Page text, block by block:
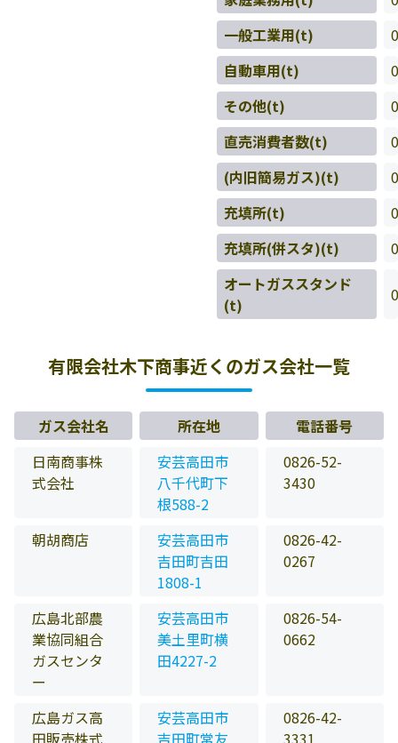
一般工業用(t)
0
自動車用(t)
0
その他(t)
0
直売消費者数(t)
0
(内旧簡易ガス)(t)
0
充填所(t)
0
充填所(併スタ)(t)
0
オートガススタンド
(t)
0
有限会社木下商事近くのガス会社一覧
ガス会社名 所在地
電話番号
日南商事株
式会社
安芸高田市
八千代町下
根588-2
0826-52-
3430
朝胡商店
安芸高田市
吉田町吉田
1808-1
0826-42-
0267
広島北部農
業協同組合
ガスセンタ
ー
安芸高田市
美土里町横
田4227-2
0826-54-
0662
広島ガス高
安芸高田市
0826-42-